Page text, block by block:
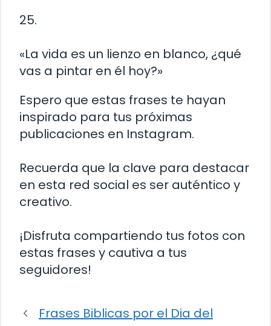
25.
«La vida es un lienzo en blanco, ¿qué
vas a pintar en él hoy?»
Espero que estas frases te hayan
inspirado para tus próximas
publicaciones en Instagram.
Recuerda que la clave para destacar
en esta red social es ser auténtico y
creativo.
¡Disfruta compartiendo tus fotos con
estas frases y cautiva a tus
seguidores!
Frases Biblicas por el Dia del